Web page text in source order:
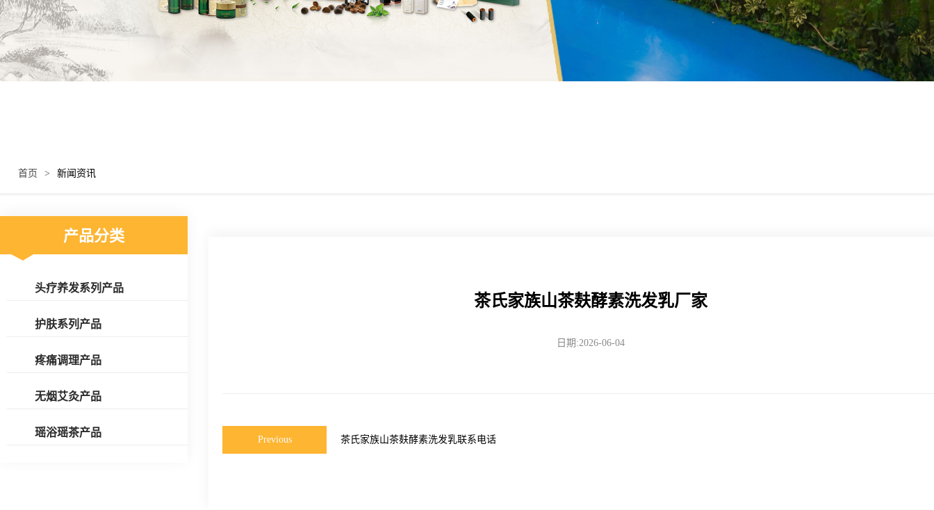
首页 > 新闻资讯
产品分类
头疗养发系列产品
护肤系列产品
疼痛调理产品
无烟艾灸产品
瑶浴瑶茶产品
茶氏家族山茶麸酵素洗发乳厂家
日期:2026-06-04
Previous 茶氏家族山茶麸酵素洗发乳联系电话